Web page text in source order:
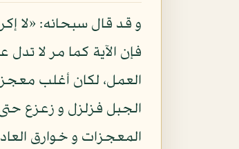
فإن الآية كما مر لا
العمل، لكان أغلب
الجبل فزلزل و زعزع
المعجزات و خوارق